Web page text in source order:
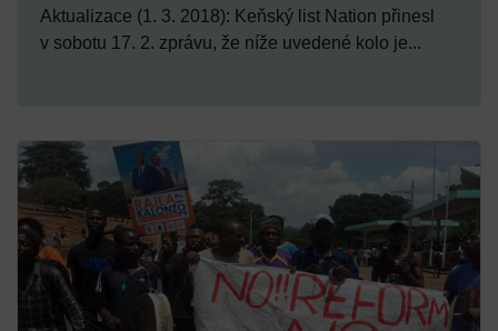
Aktualizace (1. 3. 2018): Keňský list Nation přinesl
v sobotu 17. 2. zprávu, že níže uvedené kolo je...